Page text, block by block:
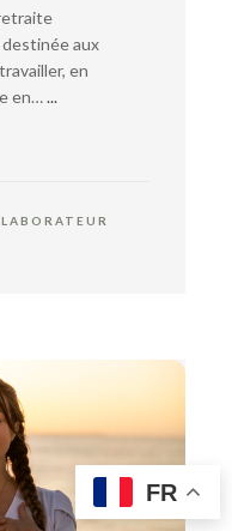
aux
en
en…...
FR